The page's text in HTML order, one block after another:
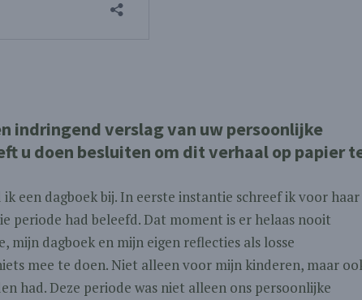
indringend verslag van uw persoonlijke
u doen besluiten om dit verhaal op papier
een dagboek bij. In eerste instantie schreef ik voor haar
periode had beleefd. Dat moment is er helaas nooit
dagboek en mijn eigen reflecties als losse
mee te doen. Niet alleen voor mijn kinderen, maar
had. Deze periode was niet alleen ons persoonlijke